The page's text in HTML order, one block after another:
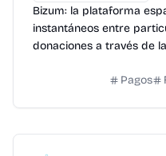
Bizum: la plataforma
instantáneos entre
donaciones a través de
Pagos